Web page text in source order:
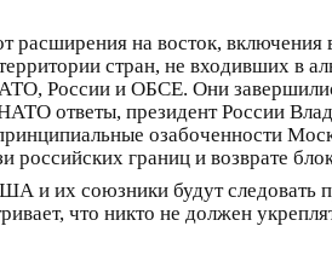
расширения на восток,
стран, не входивших в
России и ОБСЕ. Они
ответы, президент России
озабоченности
российских границ и возврате
и их союзники будут следовать
что никто не должен